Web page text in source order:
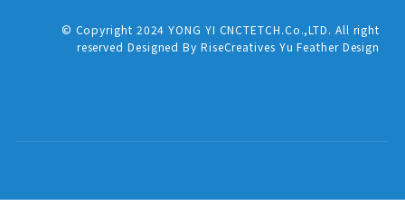
© Copyright 2024 YONG YI CNCTETCH.Co.,LTD. All right
reserved Designed By RiseCreatives Yu Feather Design